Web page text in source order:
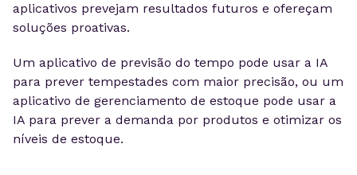
aplicativos prevejam resultados futuros e ofereçam
soluções proativas.
Um aplicativo de previsão do tempo pode usar a IA
para prever tempestades com maior precisão, ou um
aplicativo de gerenciamento de estoque pode usar a
IA para prever a demanda por produtos e otimizar os
níveis de estoque.